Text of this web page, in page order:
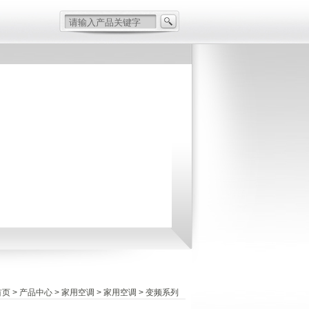
页> 产品中心> 家用空调 > 家用空调 > 变频系列